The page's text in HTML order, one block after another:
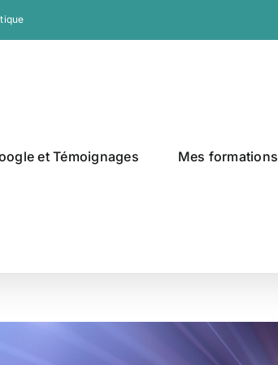
et Témoignages Mes formations